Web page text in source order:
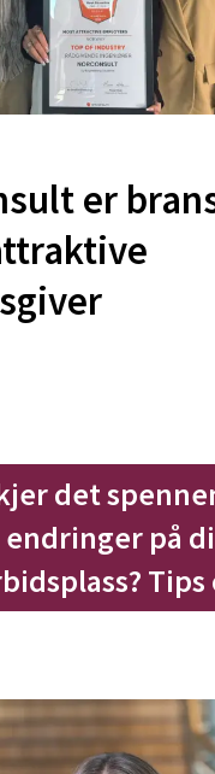
er
det
endringer på
Tips